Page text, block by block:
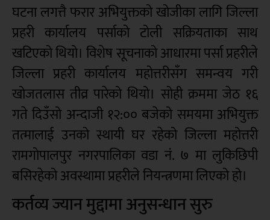
घटना लगत्तै फरार अभियुक्तको खोजीका लागि जिल्ला
प्रहरी कार्यालय पर्साको टोली सक्रियताका साथ
खटिएको थियो। विशेष सूचनाको आधारमा पर्सा प्रहरीले
जिल्ला प्रहरी कार्यालय महोत्तरीसँग समन्वय गरी
खोजतलास तीव्र पारेको थियो। सोही क्रममा जेठ १६
गते दिउँसो अन्दाजी १२:०० बजेको समयमा अभियुक्त
तत्मालाई उनको स्थायी घर रहेको जिल्ला महोत्तरी
रामगोपालपुर नगरपालिका वडा नं. ७ मा लुकिछिपी
बसिरहेको अवस्थामा प्रहरीले नियन्त्रणमा लिएको हो।
कर्तव्य ज्यान मुद्दामा अनुसन्धान सुरु